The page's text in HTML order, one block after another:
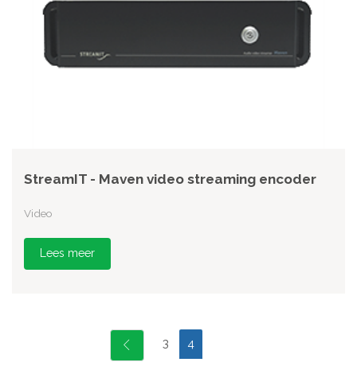
StreamIT - Maven video streaming encoder
Video
Lees meer
3 4